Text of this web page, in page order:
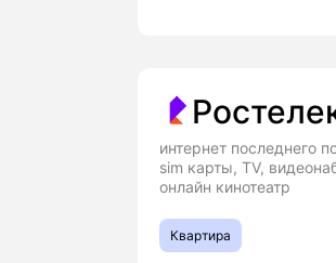
интернет последнего
sim карты, TV,
онлайн кинотеатр
Квартира